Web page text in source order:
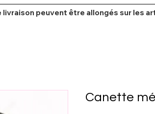
peuvent être allongés sur
Canette